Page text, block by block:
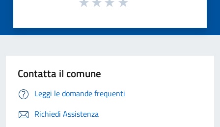
Contatta il comune
Leggi le domande frequenti
Richiedi Assistenza